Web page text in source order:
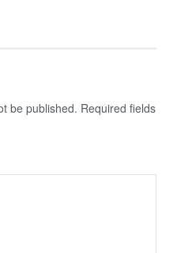
be published. Required fields